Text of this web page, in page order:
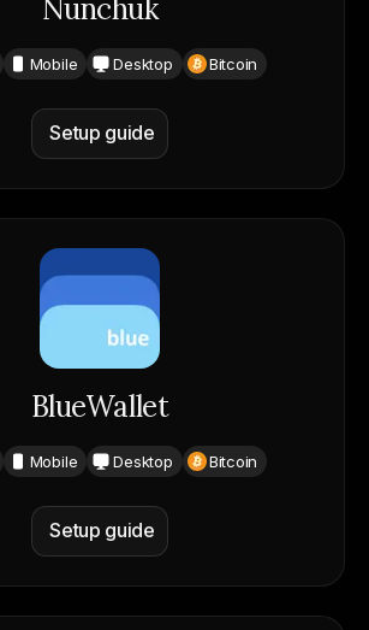
Nunchuk
Mobile Desktop Bitcoin
Setup guide
BlueWallet
Mobile Desktop Bitcoin
Setup guide